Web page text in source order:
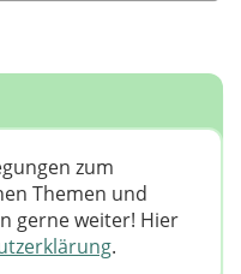
zum
Themen und
gerne weiter! ​Hier
.